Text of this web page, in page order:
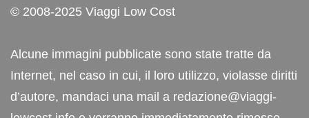
© 2008-2025 Viaggi Low Cost
Alcune immagini pubblicate sono state tratte da
Internet, nel caso in cui, il loro utilizzo, violasse diritti
d’autore, mandaci una mail a redazione@viaggi-